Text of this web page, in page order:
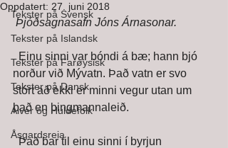
Tekster på Svensk
Tekster på Islandsk
Tekster på Farøysisk
Tekster på Dansk
Alver og Huldefolk
Åsgardsreia
Oppdatert: 27. juni 2018
Þjóðsagnasafn Jóns Árnasonar.
  Einu sinni var bóndi á bæ; hann bjó
norður við Mývatn. Það vatn er svo
stórt að ekki er minni vegur utan um
það en þingmannaleið.
  Það bar til einu sinni í byrjun